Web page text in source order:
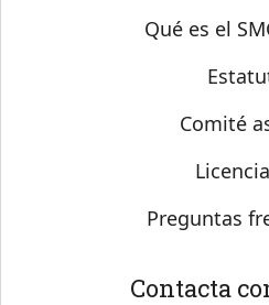
Sobre SMCQué es el
Comité
Preguntas
Contacta